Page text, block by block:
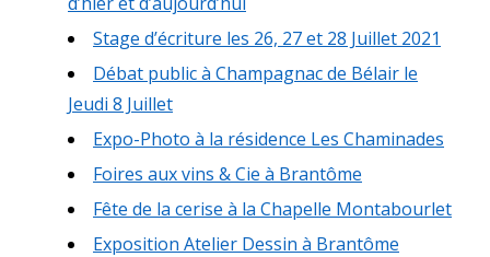
Stage d’écriture les 26, 27 et 28 Juillet 2021
Débat public à Champagnac de Bélair le
Jeudi 8 Juillet
Expo-Photo à la résidence Les Chaminades
Foires aux vins & Cie à Brantôme
Fête de la cerise à la Chapelle Montabourlet
Exposition Atelier Dessin à Brantôme